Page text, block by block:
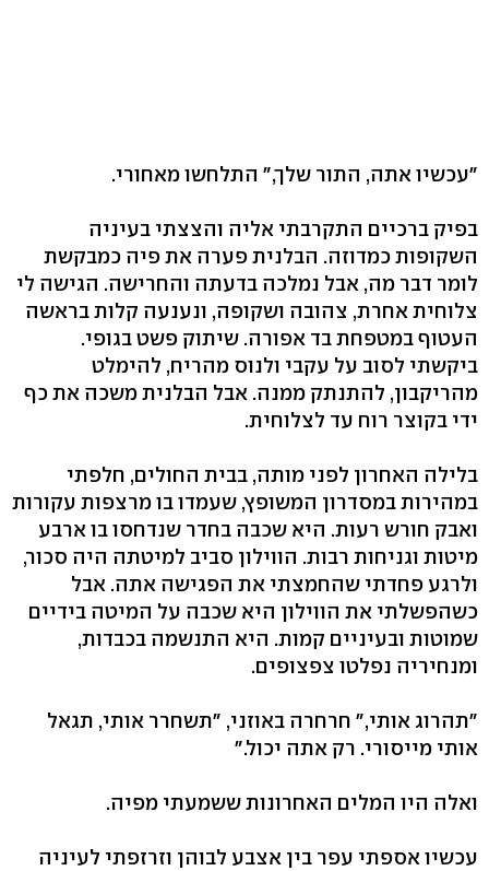
"עכשיו אתה, התור שלך," התלחשו מאחורי.
בפיק ברכיים התקרבתי אליה והצצתי בעיניה
השקופות כמדוזה. הבלנית פערה את פיה כמבקשת
לומר דבר מה, אבל נמלכה בדעתה והחרישה. הגישה לי
צלוחית אחרת, צהובה ושקופה, ונענעה קלות בראשה
העטוף במטפחת בד אפורה. שיתוק פשט בגופי.
ביקשתי לסוב על עקבי ולנוס מהריח, להימלט
מהריקבון, להתנתק ממנה. אבל הבלנית משכה את כף
ידי בקוצר רוח עד לצלוחית.
בלילה האחרון לפני מותה, בבית החולים, חלפתי
במהירות במסדרון המשופץ, שעמדו בו מרצפות עקורות
ואבק חורש רעות. היא שכבה בחדר שנדחסו בו ארבע
מיטות וגניחות רבות. הווילון סביב למיטתה היה סכור,
ולרגע פחדתי שהחמצתי את הפגישה אתה. אבל
כשהפשלתי את הווילון היא שכבה על המיטה בידיים
שמוטות ובעיניים קמות. היא התנשמה בכבדות,
ומנחיריה נפלטו צפצופים.
"תהרוג אותי," חרחרה באוזני, "תשחרר אותי, תגאל
אותי מייסורי. רק אתה יכול."
ואלה היו המלים האחרונות ששמעתי מפיה.
עכשיו אספתי עפר בין אצבע לבוהן וזרזפתי לעיניה